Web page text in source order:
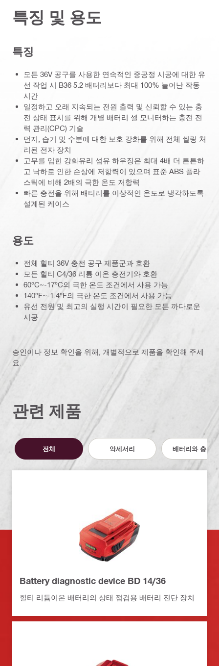
특징 및 용도
특징
모든 36V 공구를 사용한 연속적인 중공정 시공에 대한 유
선 작업 시 B36 5.2 배터리보다 최대 100% 늘어난 작동
시간
일정하고 오래 지속되는 전원 출력 및 신뢰할 수 있는 충
전 상태 표시를 위해 개별 배터리 셀 모니터하는 충전 전
력 관리(CPC) 기술
먼지, 습기 및 수분에 대한 보호 강화를 위해 전체 씰링 처
리된 전자 장치
고무를 입힌 강화유리 섬유 하우징은 최대 4배 더 튼튼하
고 낙하로 인한 손상에 저항력이 있으며 표준 ABS 플라
스틱에 비해 2배의 극한 온도 저항력
빠른 충전을 위해 배터리를 이상적인 온도로 냉각하도록
설계된 케이스
용도
전체 힐티 36V 충전 공구 제품군과 호환
모든 힐티 C4/36 리튬 이온 충전기와 호환
60°C~-17°C의 극한 온도 조건에서 사용 가능
140°F~-1.4°F의 극한 온도 조건에서 사용 가능
유선 전원 및 최고의 실행 시간이 필요한 모든 까다로운
시공
승인이나 정보 확인을 위해, 개별적으로 제품을 확인해 주세
요.
관련 제품
전체 악세서리 배터리와 충전기
Battery diagnostic device BD 14/36
힐티 리튬이온 배터리의 상태 점검용 배터리 진단 장치